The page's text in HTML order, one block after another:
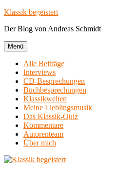
Zum
springen
Klassik begeistert
Der Blog von Andreas Schmidt
Menü
Alle Beiträge
Interviews
CD-Besprechungen
Buchbesprechungen
Klassikwelten
Meine Lieblingsmusik
Das Klassik-Quiz
Kommentare
Autorenteam
Über mich